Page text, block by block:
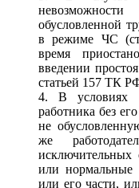
невозможности
обусловленной
в режиме ЧС
время
введении
статьей 157 ТК
В условиях
работника без
не
же
исключительных
или нормальные
или его части,